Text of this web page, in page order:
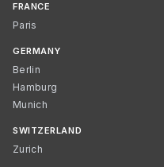
FRANCE
Paris
GERMANY
Berlin
Hamburg
Munich
SWITZERLAND
Zurich